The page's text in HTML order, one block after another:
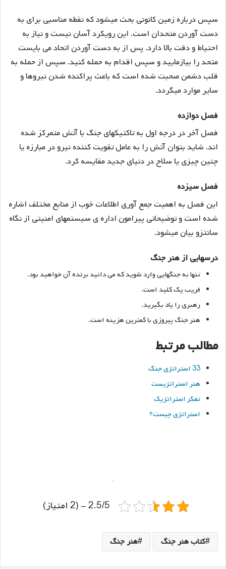
سپس درباره زمین کانونی بحث میشود که نقطه مناسبی برای به
دست آوردن متحدان است. این رویکرد آسان نیست و نیاز به
احتیاط و دقت بالا دارد. پس از به دست آوردن اتحاد می بایست
متحد را بیازمایید و سپس اقدام به حمله کنید. سپس از حمله به
قلب دشمن صحبت شده است که باعث پراکنده شدن نیروها و
سایر موارد میگردد.
فصل دوازده
فصل آخر در درجه اول به تاکتیکهای جنگ با آتش متمرکز شده
اند. شاید بتوان آتش را به عامل تقویت کننده نیرو در مبارزه یا
چنین چیزی یا سلاح در دنیای جدید مقایسه کرد.
فصل سیزده
این فصل به اهمیت جمع آوری اطلاعات خوب از منابع مختلف اشاره
شده است و توضیحاتی پیرامون اداره ی سیستمهای امنیتی از نگاه
سانتزو بیان میشود.
درسهایی از هنر جنگ
تنها به جنگهایی وارد شوید که می دانید برنده آن خواهید بود.
فریب یک کلید است.
رهبری را یاد بگیرید.
هنر جنگ پیروزی با کمترین هزینه است.
مطالب مرتبط
33 استراتژی جنگ
هنر استراتژیست
تفکر استراتژیک
استراتژی چیست؟
باشگاه ورزشی موجموج کوه
2.5/5 - (2 امتیاز)
کتاب هنر جنگ هنر جنگ